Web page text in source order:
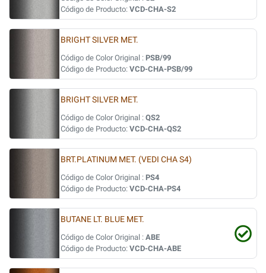
Código de Producto: VCD-CHA-S2
BRIGHT SILVER MET.
Código de Color Original : PSB/99
Código de Producto: VCD-CHA-PSB/99
BRIGHT SILVER MET.
Código de Color Original : QS2
Código de Producto: VCD-CHA-QS2
BRT.PLATINUM MET. (VEDI CHA S4)
Código de Color Original : PS4
Código de Producto: VCD-CHA-PS4
BUTANE LT. BLUE MET.
Código de Color Original : ABE
Código de Producto: VCD-CHA-ABE